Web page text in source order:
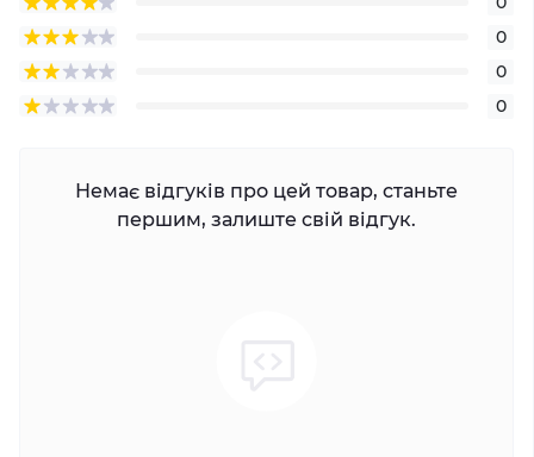
0
0
0
Немає відгуків про цей товар, станьте
першим, залиште свій відгук.